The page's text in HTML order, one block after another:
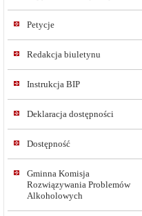
Petycje
Redakcja biuletynu
Instrukcja BIP
Deklaracja dostępności
Dostępność
Gminna Komisja
Rozwiązywania Problemów
Alkoholowych